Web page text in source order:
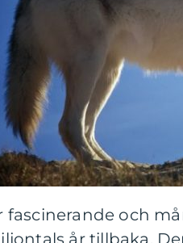
fascinerande och
år tillbaka.